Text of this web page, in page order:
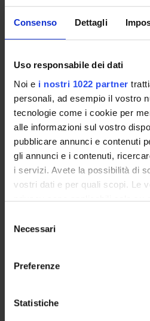
Consenso Dettagli
Uso responsabile dei dati
Noi e i nostri 1022 partner
personali, ad esempio il vostro
tecnologie come i cookie per
alle informazioni sul vostro
pubblicare annunci e contenuti
gli annunci e i contenuti,
i servizi. Avete la possibilità di
vostri dati e per quali scopi. Le
privacy sono applicabili solo su
modificare o revocare il proprio
momento dalla Dichiarazione
raccogliere informazioni
geografica, con
delNecessari
Preferenze
Statistiche
GOVERNANCE
COMMISSIONI
UFFICI E STRUTTURE DI
SERVIZI DI SEGRETERIA
STRUTTURE DEL
LABORATORI